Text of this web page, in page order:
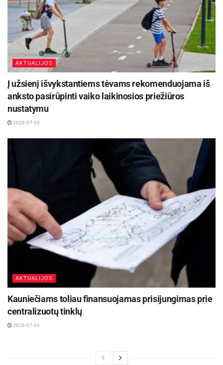
AKTUALIJOS
Į užsienį išvykstantiems tėvams rekomenduojama iš
anksto pasirūpinti vaiko laikinosios priežiūros
nustatymu
2026-07-03
AKTUALIJOS
Kauniečiams toliau finansuojamas prisijungimas prie
centralizuotų tinklų
2026-07-03